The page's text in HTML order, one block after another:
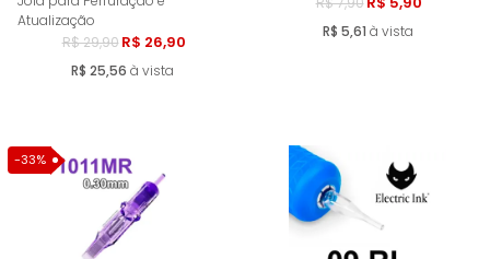
Atualização
R$ 29,90 R$ 26,90
R$ 25,56 à vista
R$ 5,61 à vista
-33%